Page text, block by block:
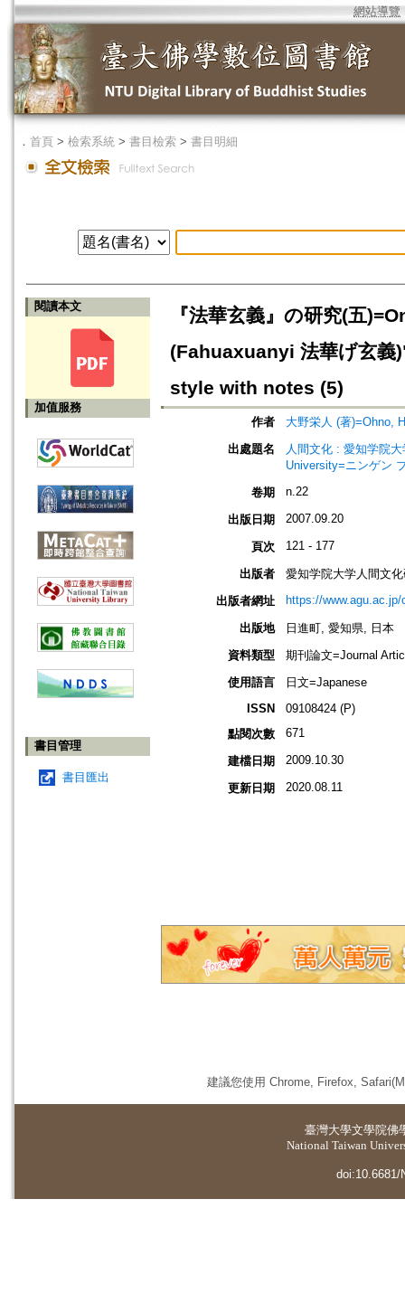
網站導覽
． 首頁 > 檢索系統 > 書目檢索 > 書目明細
閱讀本文
加值服務
書目管理
書目匯出
『法華玄義』の研究(五
(Fahuaxuanyi 法華げ玄
style with notes (5)
作者
大野栄人 (著)=Ohno,
出處題名
人間文化 : 愛知学院
University=ニンゲン
卷期
n.22
出版日期 2007.09.20
頁次 121 - 177
出版者
愛知学院大学人間文
出版者網址
https://
出版地
日進町, 愛知県, 日本
資料類型
期刊論文=Journal
使用語言
日文=Japanese
ISSN
09108424 (P)
點閱次數
671
建檔日期 2009.10.30
更新日期 2020.08.11
建議您使用 Chrome, Firefox,
臺灣大學文學院佛
National Taiwan
doi:10.6681/